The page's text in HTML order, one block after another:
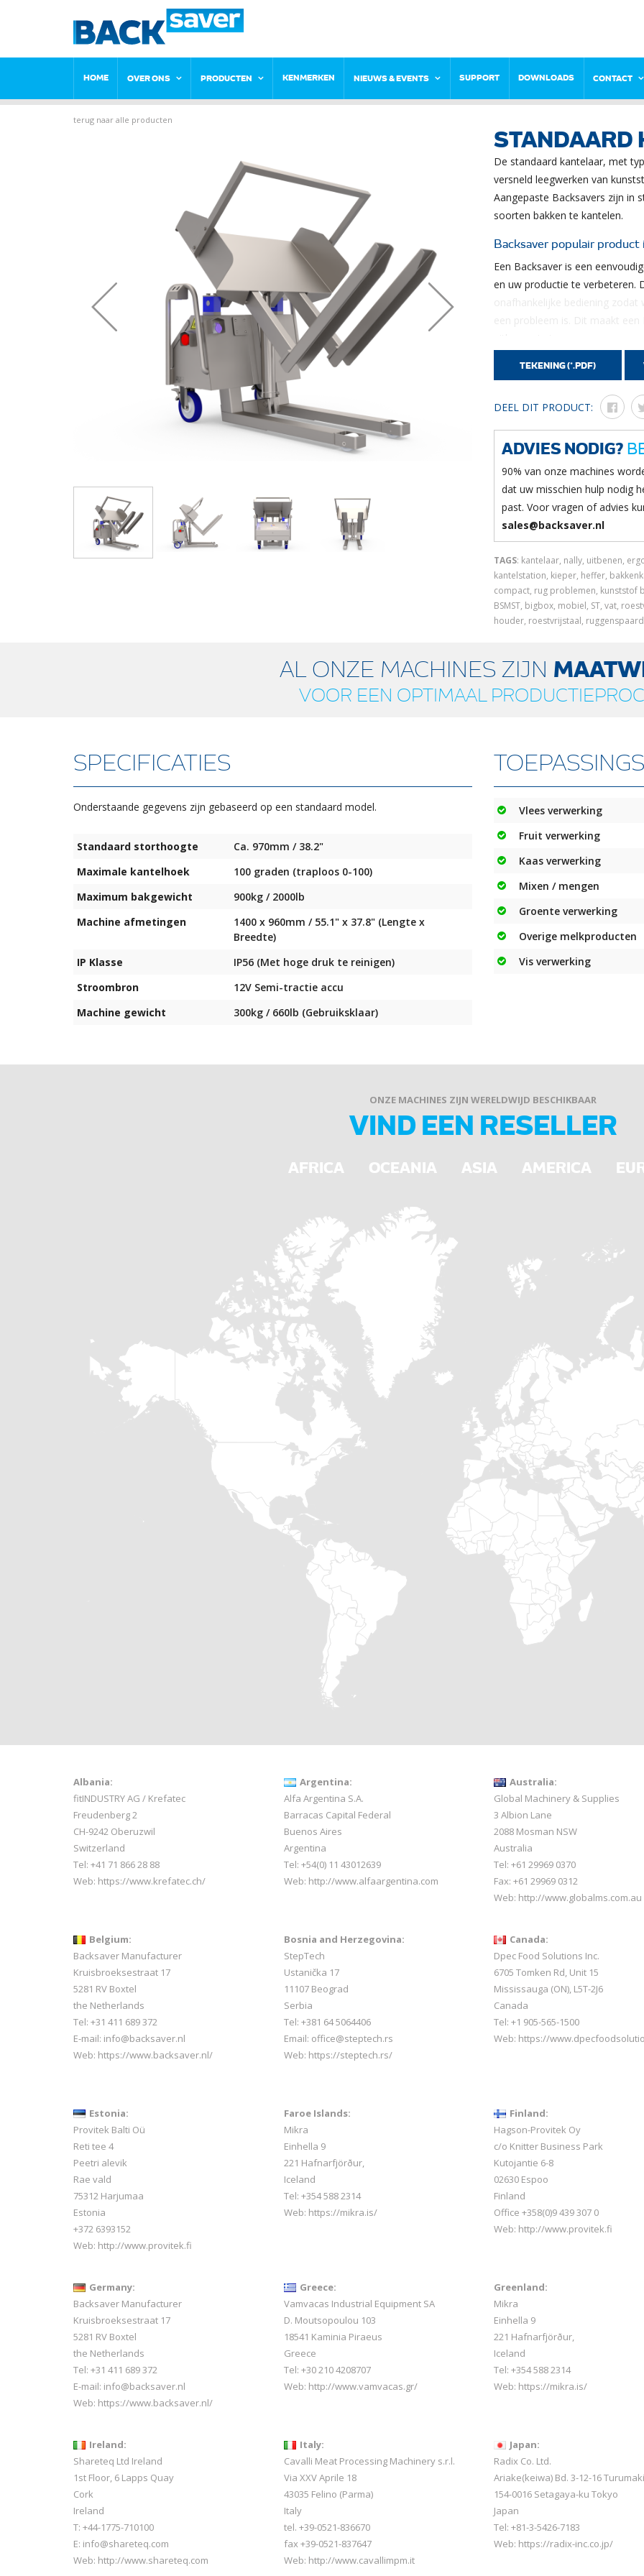
HOME OVER ONS PRODUCTEN KENMERKEN NIEUWS & EVENTS SUPPORT DOWNLOADS CONTACT
terug naar alle producten
STANDAARD
De standaard kantelaar, met
versneld leegwerken van
Aangepaste Backsavers zijn in
soorten bakken te kantelen.
Backsaver populair
Een Backsaver is een
en uw productie te verbeteren.
een probleem is. Dit maakt
De ST kantelaar wordt
voedingsmiddelen wordt op
wilt werken. De bak wordt
standaard 100°. Een groot
niet meer nodig is en
verlaagd. Dit zorgt voor blije
producten kunnen verwerken.
Krachtige oplaadbare accu
De Backsaver kan overal in uw
accu. De krachtige accu maakt
kunnen werken in gekoelde
De ST kantelaar is ontworpen
veilig en stabiel te houden.
Zoals ook de andere
Machines van roestvast
Backsavers zijn speciaal
veilige apparaten om in direct
bijvoorbeeld een
Nederland ontworpen en
ST:
Vergrootte storthoogte.
Taps toelopende trechter
Verhoogde
TEKENING (*.PDF)
DEEL DIT PRODUCT:
ADVIES NODIG?
90% van onze machines
dat uw misschien hulp nodig
past. Voor vragen of advies
sales@backsaver.nl
TAGS: kantelaar, nally, uitbenen,
kantelstation, kieper, heffer,
compact, rug problemen, kunststof
BSMST, bigbox, mobiel, ST, vat,
houder, roestvrijstaal,
AL ONZE MACHINES ZIJN
VOOR EEN OPTIMAAL
SPECIFICATIES
Onderstaande gegevens zijn gebaseerd op een standaard model.
Standaard storthoogte
Ca. 970mm / 38.2"
Maximale kantelhoek
100 graden (traploos 0-100)
Maximum bakgewicht
900kg / 2000lb
Machine afmetingen
1400 x 960mm / 55.1" x 37.8" (Lengte x
Breedte)
IP Klasse
IP56 (Met hoge druk te reinigen)
Stroombron
12V Semi-tractie accu
Machine gewicht
300kg / 660lb (Gebruiksklaar)
Vlees verwerking
Fruit verwerking
Kaas verwerking
Mixen / mengen
Groente verwerking
Overige melkproducten
Vis verwerking
ONZE MACHINES ZIJN WERELDWIJD BESCHIKBAAR
VIND EEN RESELLER
AFRICA OCEANIA ASIA AMERICA
Albania:
fitINDUSTRY AG / Krefatec
Freudenberg 2
CH-9242 Oberuzwil
Switzerland
Tel: +41 71 866 28 88
Web: https://www.krefatec.ch/
Argentina:
Alfa Argentina S.A.
Barracas Capital Federal
Buenos Aires
Argentina
Tel: +54(0) 11 43012639
Web: http://www.alfaargentina.com
Australia:
Global Machinery & Supplies
3 Albion Lane
2088 Mosman NSW
Australia
Tel: +61 29969 0370
Fax: +61 29969 0312
Web: http://www.globalms.com.au
Belgium:
Backsaver Manufacturer
Kruisbroeksestraat 17
5281 RV Boxtel
the Netherlands
Tel: +31 411 689 372
E-mail: info@backsaver.nl
Web: https://www.backsaver.nl/
Bosnia and Herzegovina:
StepTech
Ustanička 17
11107 Beograd
Serbia
Tel: +381 64 5064406
Email: office@steptech.rs
Web: https://steptech.rs/
Canada:
Dpec Food Solutions Inc.
6705 Tomken Rd, Unit 15
Mississauga (ON), L5T-2J6
Canada
Tel: +1 905-565-1500
Web: https://
Estonia:
Provitek Balti Oü
Reti tee 4
Peetri alevik
Rae vald
75312 Harjumaa
Estonia
+372 6393152
Web: http://www.provitek.fi
Faroe Islands:
Mikra
Einhella 9
221 Hafnarfjörður,
Iceland
Tel: +354 588 2314
Web: https://mikra.is/
Finland:
Hagson-Provitek Oy
c/o Knitter Business Park
Kutojantie 6-8
02630 Espoo
Finland
Office +358(0)9 439 307 0
Web: http://www.provitek.fi
Germany:
Backsaver Manufacturer
Kruisbroeksestraat 17
5281 RV Boxtel
the Netherlands
Tel: +31 411 689 372
E-mail: info@backsaver.nl
Web: https://www.backsaver.nl/
Greece:
Vamvacas Industrial Equipment SA
D. Moutsopoulou 103
18541 Kaminia Piraeus
Greece
Tel: +30 210 4208707
Web: http://www.vamvacas.gr/
Greenland:
Mikra
Einhella 9
221 Hafnarfjörður,
Iceland
Tel: +354 588 2314
Web: https://mikra.is/
Ireland:
Shareteq Ltd Ireland
1st Floor, 6 Lapps Quay
Cork
Ireland
T: +44-1775-710100
E: info@shareteq.com
Web: http://www.shareteq.com
Italy:
Cavalli Meat Processing Machinery s.r.l.
Via XXV Aprile 18
43035 Felino (Parma)
Italy
tel. +39-0521-836670
fax +39-0521-837647
Web: http://www.cavallimpm.it
Japan:
Radix Co. Ltd.
Ariake(keiwa) Bd. 3-12-16 Turumaki
154-0016 Setagaya-ku Tokyo
Japan
Tel: +81-3-5426-7183
Web: https://radix-inc.co.jp/